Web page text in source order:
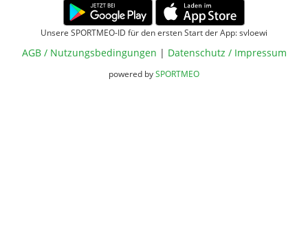
Unsere SPORTMEO-ID für den ersten Start der App: svloewi
AGB / Nutzungsbedingungen | Datenschutz / Impressum
powered bySPORTMEO